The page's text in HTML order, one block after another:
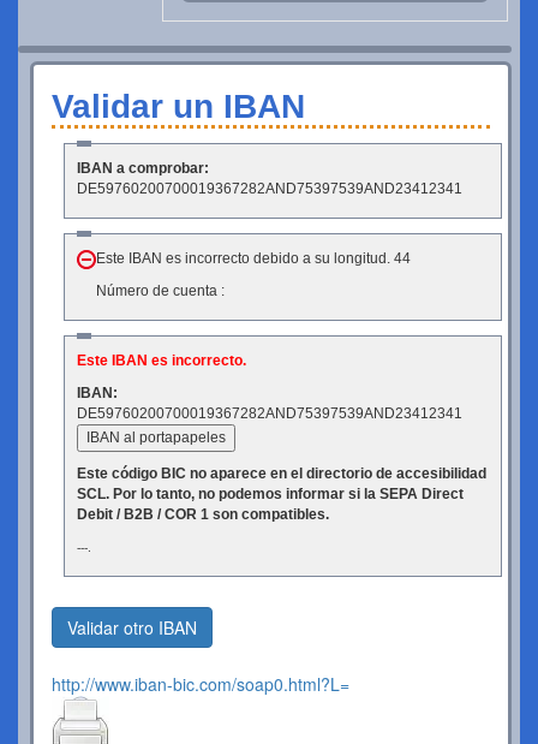
Validar un IBAN
IBAN a comprobar:
DE59760200700019367282AND75397539AND23412341
Este IBAN es incorrecto debido a su longitud. 44
Número de cuenta :
Este IBAN es incorrecto.
IBAN:
DE59760200700019367282AND75397539AND23412341
IBAN al portapapeles
Este código BIC no aparece en el directorio de accesibilidad
SCL. Por lo tanto, no podemos informar si la SEPA Direct
Debit / B2B / COR 1 son compatibles.
---.
Validar otro IBAN
http://www.iban-bic.com/soap0.html?L=